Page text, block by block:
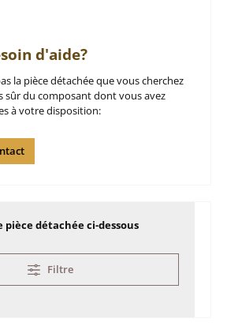
d'aide?
la pièce détachée que vous cherchez
sûr du composant dont vous avez
à votre disposition:
pièce détachée ci-dessous
Filtre